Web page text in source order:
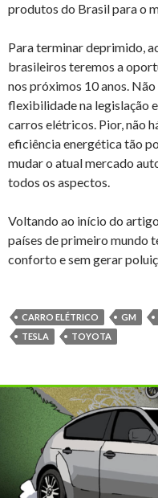
produtos do Brasil para o
Para terminar deprimido,
brasileiros teremos a
nos próximos 10 anos.
flexibilidade na legislação
carros elétricos. Pior, não
eficiência energética tão
mudar o atual mercado
todos os aspectos.
Voltando ao início do
países de primeiro mundo
conforto e sem gerar
CARRO ELÉTRICO GM
TESLA
TOYOTA